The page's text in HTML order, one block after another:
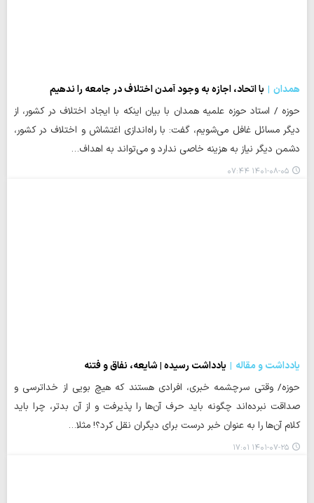
همدان
با اتحاد، اجازه به وجود آمدن اختلاف در جامعه را ندهیم
حوزه / استاد حوزه علمیه همدان با بیان اینکه با ایجاد اختلاف در کشور، از
دیگر مسائل غافل می‌شویم، گفت: با راه‌اندازی اغتشاش و اختلاف در کشور،
دشمن دیگر نیاز به هزینه خاصی ندارد و می‌تواند به اهداف…
۱۴۰۱-۰۸-۰۵ ۰۷:۴۴
یادداشت و مقاله
یادداشت رسیده | شایعه، نفاق و فتنه
حوزه/ وقتی سرچشمه خبری، افرادی هستند که هیچ بویی از خداترسی و
صداقت نبرده‌اند چگونه باید حرف آن‌ها را پذیرفت و از آن بدتر، چرا باید
کلام آن‌ها را به عنوان خبر درست برای دیگران نقل کرد؟! مثلا…
۱۴۰۱-۰۷-۲۵ ۱۷:۰۱